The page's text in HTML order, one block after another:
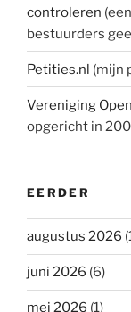
controleren
bestuurders
Petities.nl (mijn
Vereniging
opgericht in
EERDER
augustus 2026
juni 2026 (6)
mei 2026 (1)